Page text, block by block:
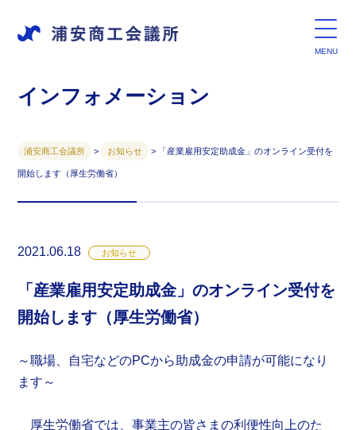
インフォメーション
浦安商工会議所 > お知らせ > 「産業雇用安定助成金」のオンライン受付を
開始します（厚生労働省）
2021.06.18 お知らせ
「産業雇用安定助成金」のオンライン受付を
開始します（厚生労働省）
～職場、自宅などのPCから助成金の申請が可能になり
ます～
厚生労働省では、事業主の皆さまの利便性向上のた